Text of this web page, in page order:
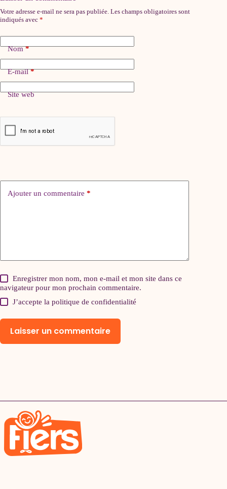
Votre adresse e-mail ne sera pas publiée. Les champs obligatoires sont
indiqués avec *
Nom*
E-mail*
Site web
Ajouter un commentaire *
Enregistrer mon nom, mon e-mail et mon site dans ce
navigateur pour mon prochain commentaire.
J’accepte lapolitique de confidentialité
Laisser un commentaire